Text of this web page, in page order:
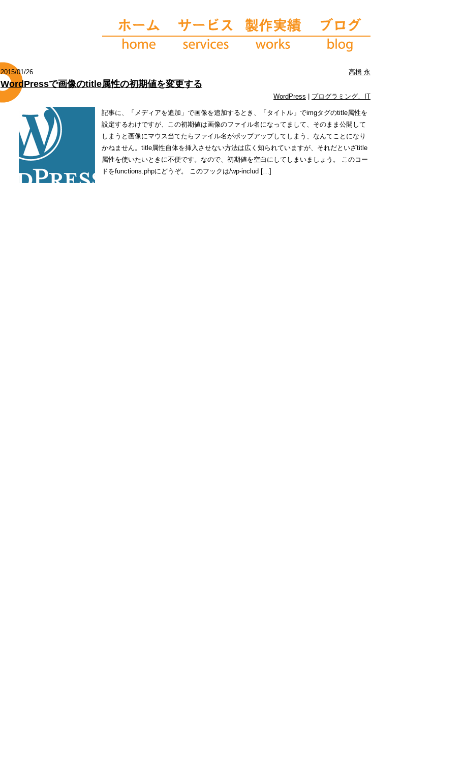
高橋 永
2015/01/26
WordPressで画像のtitle属性の初期値を変更する
WordPress プログラミング、IT
記事に、「メディアを追加」で画像を追加するとき、「タイトル」でimgタグのtitle属性を
設定するわけですが、この初期値は画像のファイル名になってまして、そのまま公開して
しまうと画像にマウス当てたらファイル名がポップアップしてしまう、なんてことになり
かねません。title属性自体を挿入させない方法は広く知られていますが、それだといざtitle
属性を使いたいときに不便です。なので、初期値を空白にしてしまいましょう。 このコー
ドをfunctions.phpにどうぞ。 このフックは/wp-includ […]